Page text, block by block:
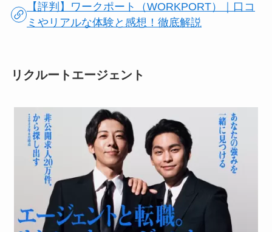
【評判】ワークポート（WORKPORT）｜口コ
ミやリアルな体験と感想！徹底解説
リクルートエージェント